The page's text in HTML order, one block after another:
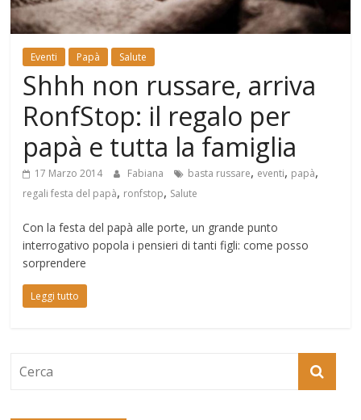
Mondo
Eventi Papà Salute
Shhh non russare, arriva
RonfStop: il regalo per
papà e tutta la famiglia
17 Marzo 2014 Fabiana basta russare, eventi, papà,
regali festa del papà, ronfstop, Salute
Con la festa del papà alle porte, un grande punto
interrogativo popola i pensieri di tanti figli: come posso
sorprendere
Leggi tutto